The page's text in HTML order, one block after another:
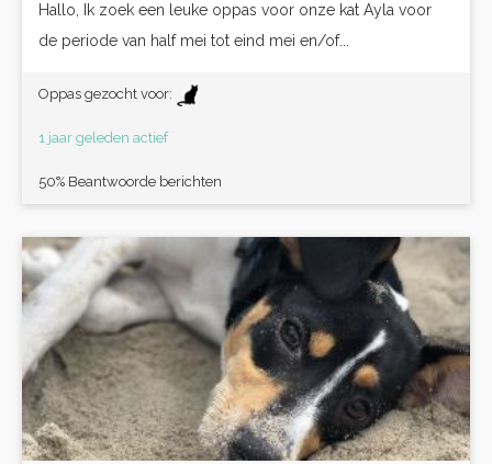
Hallo, Ik zoek een leuke oppas voor onze kat Ayla voor
de periode van half mei tot eind mei en/of...
Oppas gezocht voor:
1 jaar geleden actief
50% Beantwoorde berichten